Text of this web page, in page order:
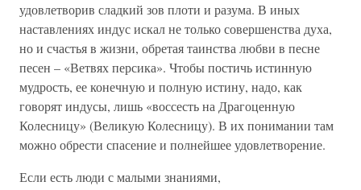
удовлетворив сладкий зов плоти и разума. В иных
наставлениях индус искал не только совершенства духа,
но и счастья в жизни, обретая таинства любви в песне
песен – «Ветвях персика». Чтобы постичь истинную
мудрость, ее конечную и полную истину, надо, как
говорят индусы, лишь «воссесть на Драгоценную
Колесницу» (Великую Колесницу). В их понимании там
можно обрести спасение и полнейшее удовлетворение.
Если есть люди с малыми знаниями,